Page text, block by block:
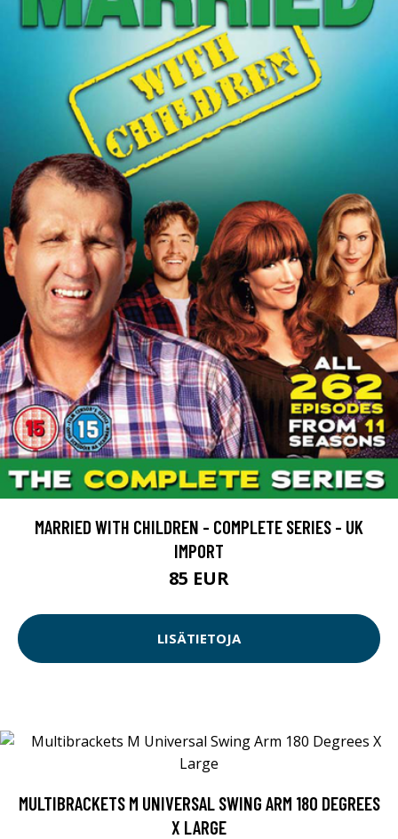
MARRIED WITH CHILDREN - COMPLETE SERIES - UK
IMPORT
85 EUR
LISÄTIETOJA
MULTIBRACKETS M UNIVERSAL SWING ARM 180 DEGREES
X LARGE